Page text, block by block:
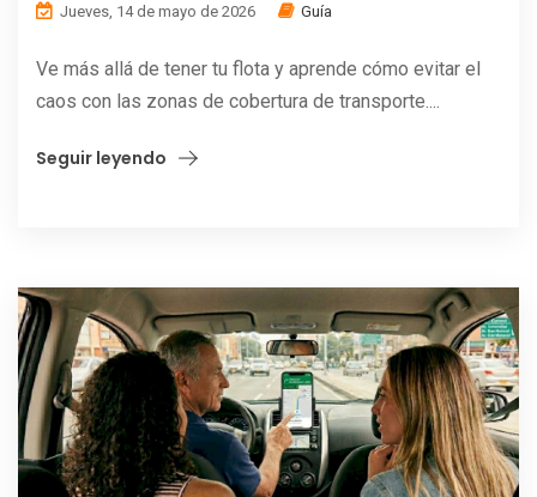
Jueves, 14 de mayo de 2026 Guía
Ve más allá de tener tu flota y aprende cómo evitar el
caos con las zonas de cobertura de transporte....
Seguir leyendo